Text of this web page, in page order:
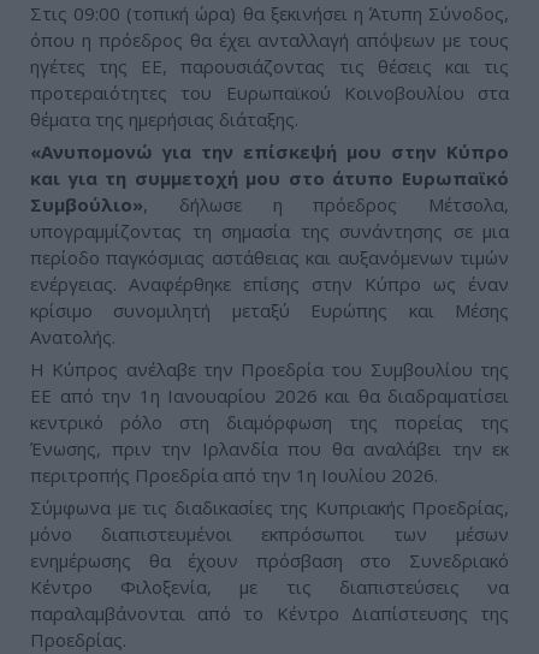
Στις 09:00 (τοπική ώρα) θα ξεκινήσει η Άτυπη Σύνοδος,
όπου η πρόεδρος θα έχει ανταλλαγή απόψεων με τους
ηγέτες της ΕΕ, παρουσιάζοντας τις θέσεις και τις
προτεραιότητες του Ευρωπαϊκού Κοινοβουλίου στα
θέματα της ημερήσιας διάταξης.
«Ανυπομονώ για την επίσκεψή μου στην Κύπρο
και για τη συμμετοχή μου στο άτυπο Ευρωπαϊκό
Συμβούλιο», δήλωσε η πρόεδρος Μέτσολα,
υπογραμμίζοντας τη σημασία της συνάντησης σε μια
περίοδο παγκόσμιας αστάθειας και αυξανόμενων τιμών
ενέργειας. Αναφέρθηκε επίσης στην Κύπρο ως έναν
κρίσιμο συνομιλητή μεταξύ Ευρώπης και Μέσης
Ανατολής.
Η Κύπρος ανέλαβε την Προεδρία του Συμβουλίου της
ΕΕ από την 1η Ιανουαρίου 2026 και θα διαδραματίσει
κεντρικό ρόλο στη διαμόρφωση της πορείας της
Ένωσης, πριν την Ιρλανδία που θα αναλάβει την εκ
περιτροπής Προεδρία από την 1η Ιουλίου 2026.
Σύμφωνα με τις διαδικασίες της Κυπριακής Προεδρίας,
μόνο διαπιστευμένοι εκπρόσωποι των μέσων
ενημέρωσης θα έχουν πρόσβαση στο Συνεδριακό
Κέντρο Φιλοξενία, με τις διαπιστεύσεις να
παραλαμβάνονται από το Κέντρο Διαπίστευσης της
Προεδρίας.